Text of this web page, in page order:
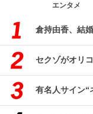
エンタメ
倉持由香、結
セクゾがオリ
有名人サイン“